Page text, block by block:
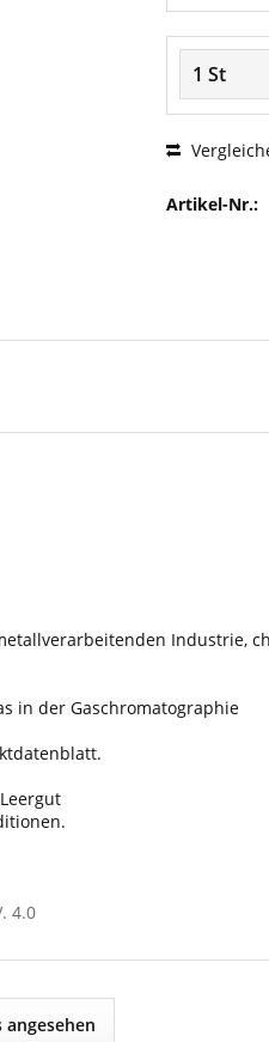
Artikel-Nr.:
Industrie,
in der Gaschromatographie
4.0